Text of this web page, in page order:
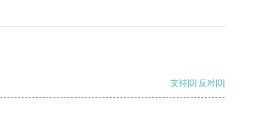
支持[0] 反对[0]